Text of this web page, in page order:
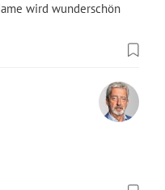
wird wunderschön